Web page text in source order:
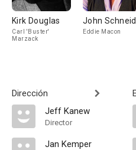
Kirk Douglas
Carl 'Buster'
Marzack
John
Eddie Macon
Dirección
Jeff Kanew
Director
Jan Kemper